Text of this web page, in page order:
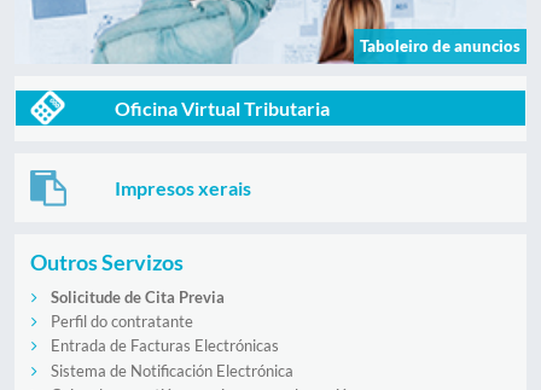
Taboleiro de anuncios
Oficina Virtual Tributaria
Impresos xerais
Outros Servizos
Solicitude de Cita Previa
Perfil do contratante
Entrada de Facturas Electrónicas
Sistema de Notificación Electrónica